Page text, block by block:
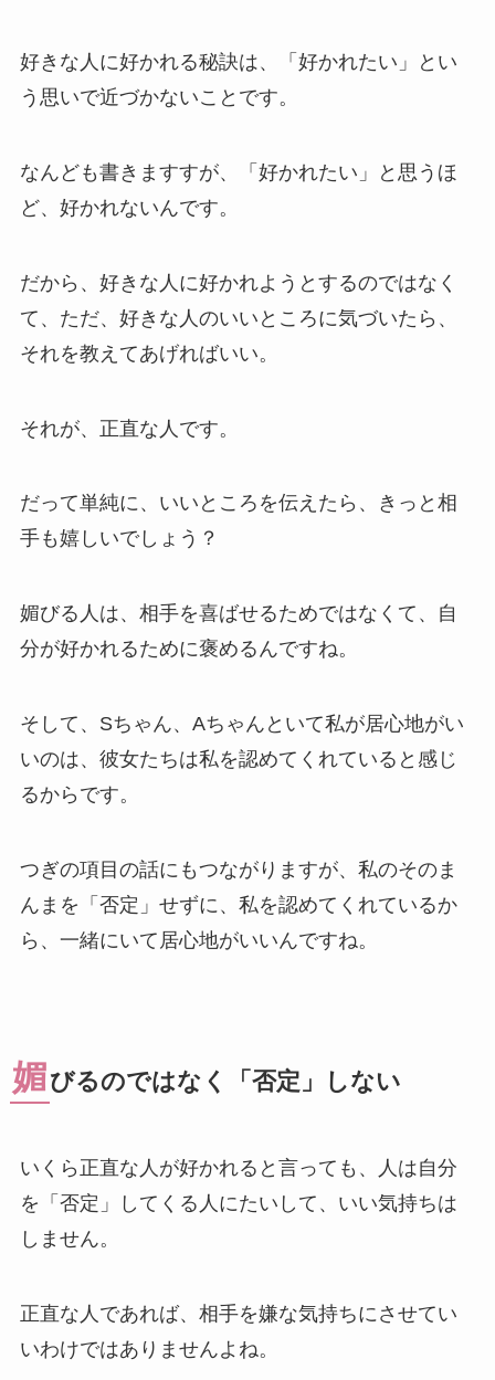
好きな人に好かれる秘訣は、「好かれたい」とい
う思いで近づかないことです。
なんども書きますすが、「好かれたい」と思うほ
ど、好かれないんです。
だから、好きな人に好かれようとするのではなく
て、ただ、好きな人のいいところに気づいたら、
それを教えてあげればいい。
それが、正直な人です。
だって単純に、いいところを伝えたら、きっと相
手も嬉しいでしょう？
媚びる人は、相手を喜ばせるためではなくて、自
分が好かれるために褒めるんですね。
そして、Sちゃん、Aちゃんといて私が居心地がい
いのは、彼女たちは私を認めてくれていると感じ
るからです。
つぎの項目の話にもつながりますが、私のそのま
んまを「否定」せずに、私を認めてくれているか
ら、一緒にいて居心地がいいんですね。
媚びるのではなく「否定」しない
いくら正直な人が好かれると言っても、人は自分
を「否定」してくる人にたいして、いい気持ちは
しません。
正直な人であれば、相手を嫌な気持ちにさせてい
いわけではありませんよね。